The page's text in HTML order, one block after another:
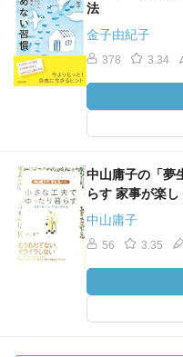
法
金子由紀子
378 3.34
中山庸子の「夢
らす 家事が楽
中山庸子
56 3.35